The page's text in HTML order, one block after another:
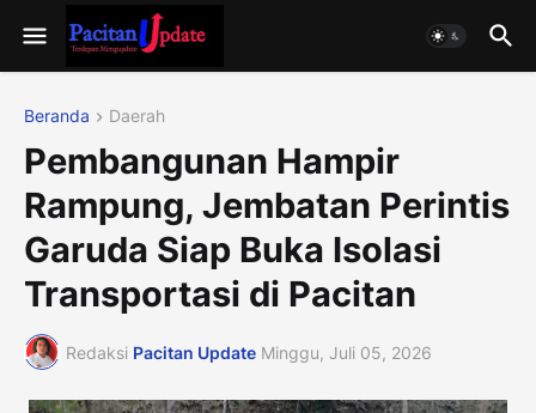
Beranda Daerah
Pembangunan Hampir
Rampung, Jembatan Perintis
Garuda Siap Buka Isolasi
Transportasi di Pacitan
Redaksi Pacitan Update Minggu, Juli 05, 2026